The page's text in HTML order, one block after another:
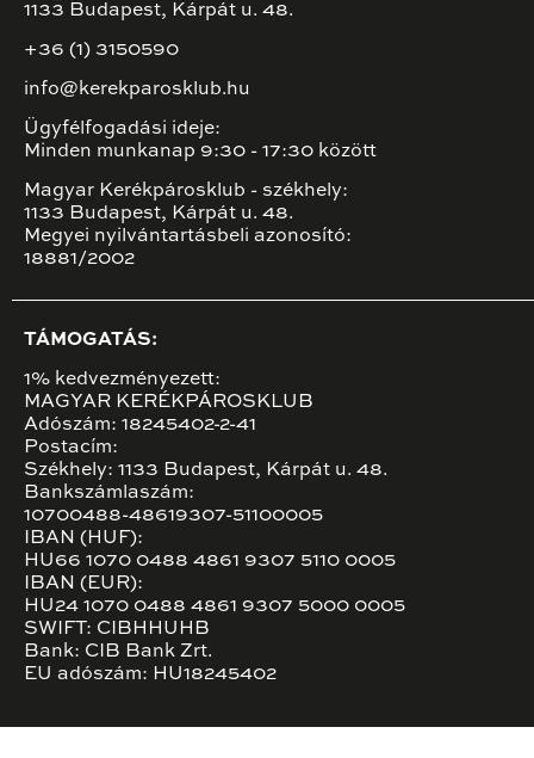
1133 Budapest, Kárpát u. 48.
+36 (1) 3150590
info@kerekparosklub.hu
Ügyfélfogadási ideje:
Minden munkanap 9:30 - 17:30 között
Magyar Kerékpárosklub - székhely:
1133 Budapest, Kárpát u. 48.
Megyei nyilvántartásbeli azonosító:
18881/2002
TÁMOGATÁS:
1% kedvezményezett:
MAGYAR KERÉKPÁROSKLUB
Adószám: 18245402-2-41
Postacím:
Székhely: 1133 Budapest, Kárpát u. 48.
Bankszámlaszám:
10700488-48619307-51100005
IBAN (HUF):
HU66 1070 0488 4861 9307 5110 0005
IBAN (EUR):
HU24 1070 0488 4861 9307 5000 0005
SWIFT: CIBHHUHB
Bank: CIB Bank Zrt.
EU adószám: HU18245402